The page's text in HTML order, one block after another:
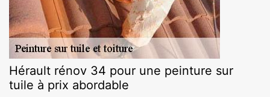
Hérault rénov 34 pour une peinture sur
tuile à prix abordable